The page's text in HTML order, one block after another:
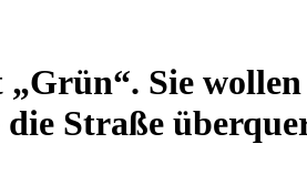
Sie
Straße